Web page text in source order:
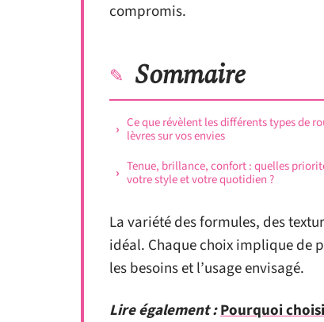
compromis.
Sommaire
Ce que révèlent les différents types de
lèvres sur vos envies
Tenue, brillance, confort : quelles
votre style et votre quotidien ?
La variété des formules, des
idéal. Chaque choix implique de
les besoins et l’usage envisagé.
Lire également :Pourquoi